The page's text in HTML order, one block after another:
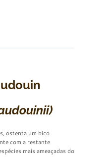
ostenta um bico
com a restante
mais ameaçadas do